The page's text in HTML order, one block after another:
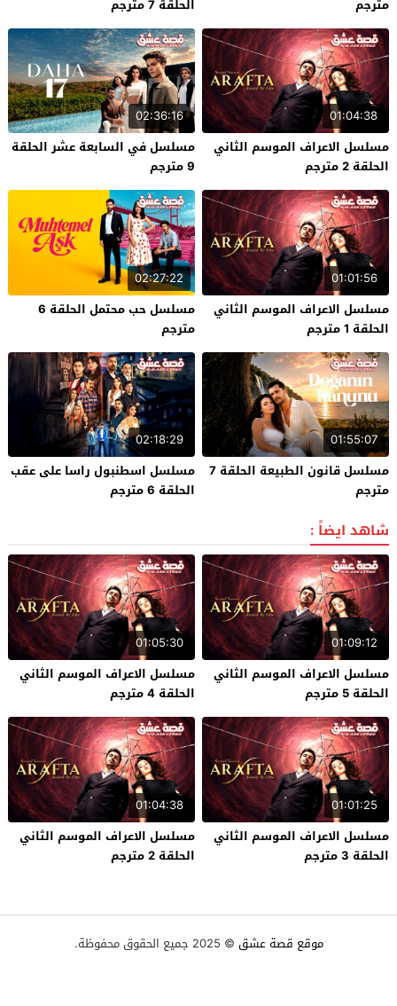
مترجم
الحلقة 7 مترجم
01:04:38
مسلسل الاعراف الموسم الثاني
الحلقة 2 مترجم
02:36:16
مسلسل في السابعة عشر الحلقة
9 مترجم
01:01:56
مسلسل الاعراف الموسم الثاني
الحلقة 1 مترجم
02:27:22
مسلسل حب محتمل الحلقة 6
مترجم
01:55:07
مسلسل قانون الطبيعة الحلقة 7
مترجم
02:18:29
مسلسل اسطنبول راسا على عقب
الحلقة 6 مترجم
شاهد ايضاً :
01:09:12
مسلسل الاعراف الموسم الثاني
الحلقة 5 مترجم
01:05:30
مسلسل الاعراف الموسم الثاني
الحلقة 4 مترجم
01:01:25
مسلسل الاعراف الموسم الثاني
الحلقة 3 مترجم
01:04:38
مسلسل الاعراف الموسم الثاني
الحلقة 2 مترجم
موقع قصة عشق © 2025 جميع الحقوق محفوظة.